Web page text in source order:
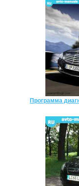
Программа